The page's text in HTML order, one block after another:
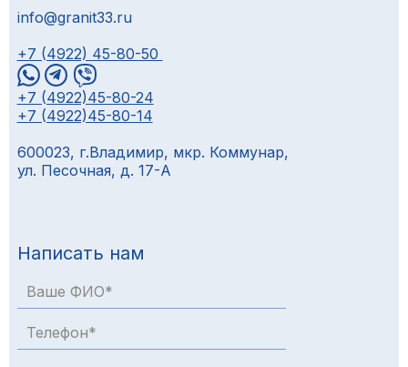
info@granit33.ru
+7 (4922) 45-80-50
+7 (4922)45-80-24
+7 (4922)45-80-14
600023, г.Владимир, мкр. Коммунар,
ул. Песочная, д. 17-А
Написать нам